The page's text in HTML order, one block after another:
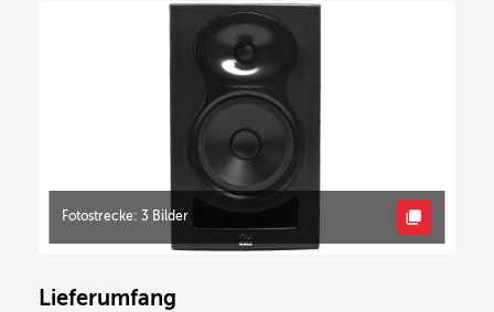
Fotostrecke: 3 Bilder
Lieferumfang